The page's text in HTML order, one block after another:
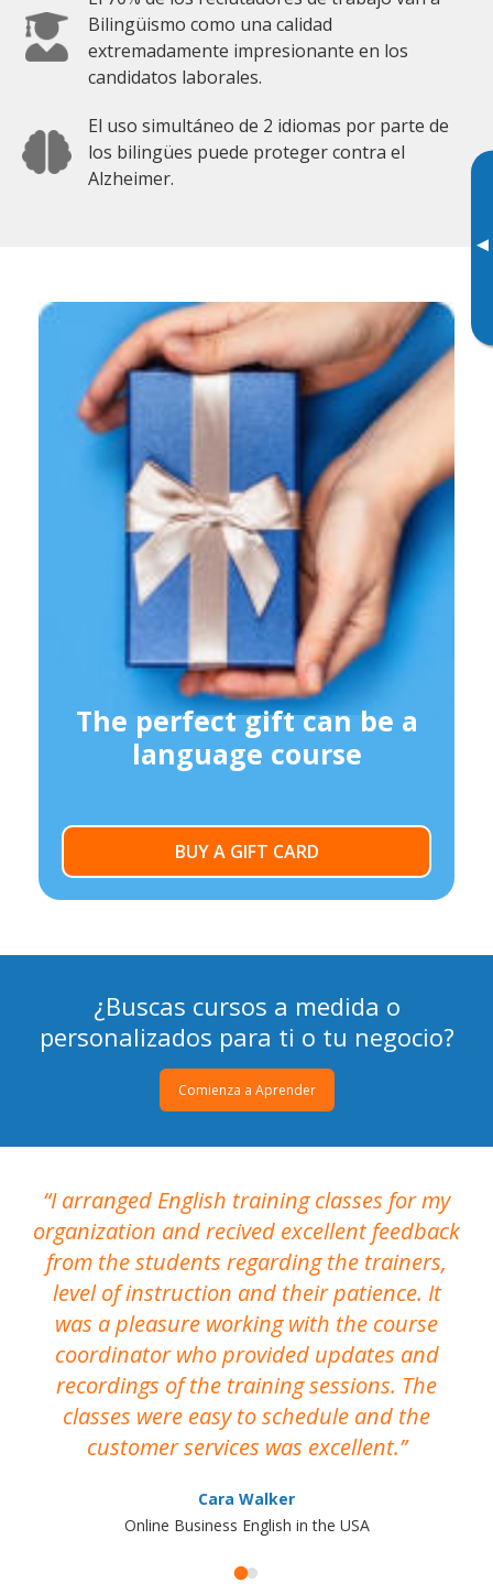
▸
Bilingüismo como una calidad
extremadamente impresionante en los
candidatos laborales.
El uso simultáneo de 2 idiomas por parte de
los bilingües puede proteger contra el
Alzheimer.
The perfect gift can be a
language course
BUY A GIFT CARD
¿Buscas cursos a medida o
personalizados para ti o tu negocio?
Comienza a Aprender
I arranged English training classes for my
organization and recived excellent feedback
from the students regarding the trainers,
level of instruction and their patience. It
was a pleasure working with the course
coordinator who provided updates and
recordings of the training sessions. The
classes were easy to schedule and the
customer services was excellent.
Cara Walker
Online Business English in the USA